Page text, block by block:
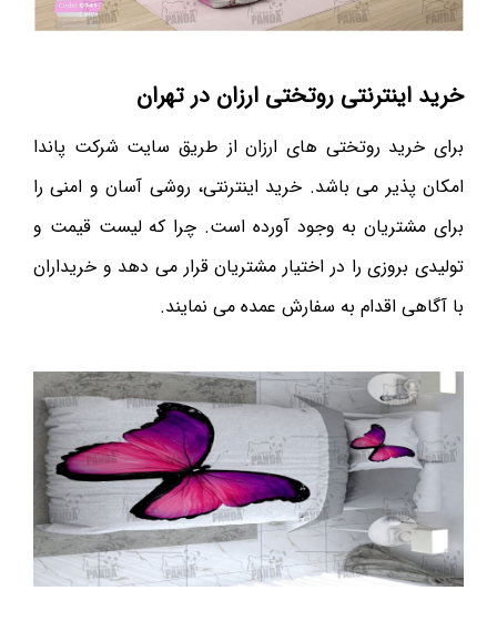
خرید اینترنتی روتختی ارزان در تهران
برای خرید روتختی های ارزان از طریق سایت شرکت پاندا
امکان پذیر می باشد. خرید اینترنتی، روشی آسان و امنی را
برای مشتریان به وجود آورده است. چرا که لیست قیمت و
تولیدی بروزی را در اختیار مشتریان قرار می دهد و خریداران
با آگاهی اقدام به سفارش عمده می نمایند.